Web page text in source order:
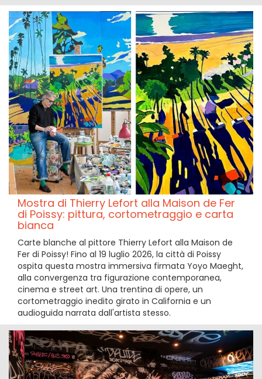
Mostra di Thierry Lefort alla Maison de Fer
di Poissy: pittura, cortometraggio e carta
bianca
Carte blanche al pittore Thierry Lefort alla Maison de
Fer di Poissy! Fino al 19 luglio 2026, la città di Poissy
ospita questa mostra immersiva firmata Yoyo Maeght,
alla convergenza tra figurazione contemporanea,
cinema e street art. Una trentina di opere, un
cortometraggio inedito girato in California e un
audioguida narrata dall'artista stesso.